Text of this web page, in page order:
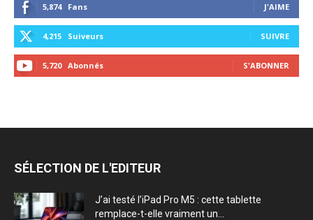
5,874 Fans J'AIME
4,215 Suiveurs SUIVRE
5,720 Abonnés S'ABONNER
SÉLECTION DE L'EDITEUR
J’ai testé l’iPad Pro M5 : cette tablette
remplace-t-elle vraiment un...